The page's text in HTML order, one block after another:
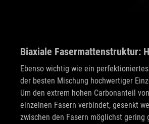
Biaxiale Fasermattenstruktur:
Ebenso wichtig wie ein
der besten Mischung hochwertiger
Um den extrem hohen Carbonanteil
einzelnen Fasern verbindet, gesenkt
zwischen den Fasern möglichst gering